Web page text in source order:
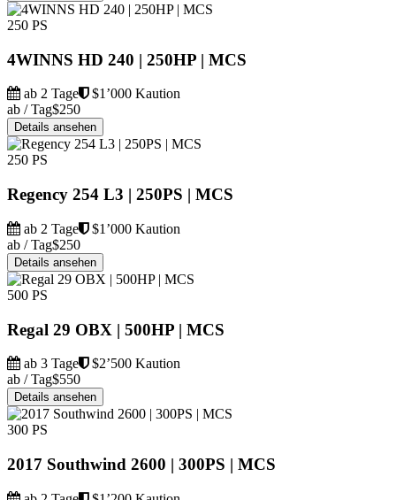
250 PS
4WINNS HD 240 | 250HP | MCS
ab 2 Tage
$1’000 Kaution
ab / Tag$250
Details ansehen
250 PS
Regency 254 L3 | 250PS | MCS
ab 2 Tage
$1’000 Kaution
ab / Tag$250
Details ansehen
500 PS
Regal 29 OBX | 500HP | MCS
ab 3 Tage
$2’500 Kaution
ab / Tag$550
Details ansehen
300 PS
2017 Southwind 2600 | 300PS | MCS